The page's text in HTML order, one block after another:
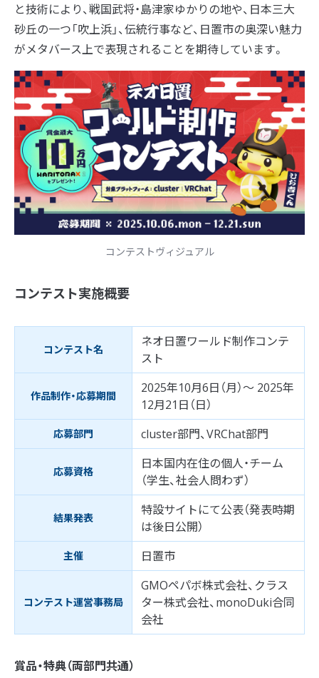
と技術により、戦国武将・島津家ゆかりの地や、日本三大
砂丘の一つ「吹上浜」、伝統行事など、日置市の奥深い魅力
がメタバース上で表現されることを期待しています。
コンテストヴィジュアル
コンテスト実施概要
コンテスト名
ネオ日置ワールド制作コンテ
スト
作品制作・応募期間
2025年10月6日（月）～ 2025年
12月21日（日）
応募部門 cluster部門、VRChat部門
応募資格
日本国内在住の個人・チーム
（学生、社会人問わず）
結果発表
特設サイトにて公表（発表時期
は後日公開）
主催 日置市
コンテスト運営事務局
GMOペパボ株式会社、クラス
ター株式会社、monoDuki合同
会社
賞品・特典（両部門共通）